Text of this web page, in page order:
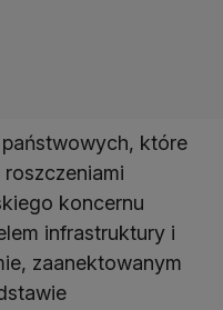
które
koncernu
infrastruktury i
zaanektowanym